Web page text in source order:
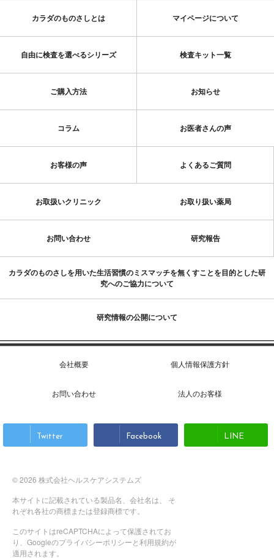
カラダのものさしとは マイページについて
自由に検査を選べるシリーズ 検査キット一覧
ご購入方法 お知らせ
コラム お医者さんの声
お客様の声 よくあるご質問
お取扱いクリニック お取り扱い薬局
お問い合わせ 研究報告
カラダのものさしを用いた生活習慣のミスマッチを無くすことを目的とした研
究へのご協力について
研究情報の公開について
会社概要 個人情報保護方針
お問い合わせ 法人のお客様
Twitter Facebook LINE
© 2026 株式会社ヘルスケアシステムズ
本サイトに記載されている製品名、会社名は、 そ
れぞれ各社の商標または登録商標です。
このサイトはreCAPTCHAによって保護されてお
り、Googleのプライバシーポリシーと利用規約が
適用されます。